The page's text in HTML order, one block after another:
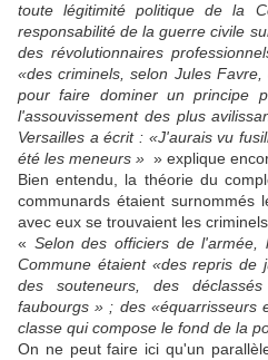
toute légitimité politique de la
responsabilité de la guerre civile
des révolutionnaires
«des criminels, selon Jules
pour faire dominer un principe
l'assouvissement des plus
Versailles a écrit : «J'aurais vu
été les meneurs » » explique
Bien entendu, la théorie du
communards étaient
avec eux se trouvaient les
« Selon des officiers de
Commune étaient «des repris de
des souteneurs, des
faubourgs » ; des «équarrisseurs
classe qui compose le fond de la
On ne peut faire ici qu'un